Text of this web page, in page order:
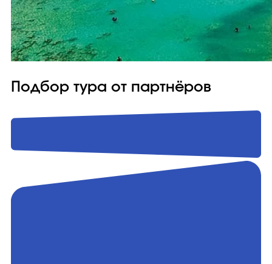
Подбор тура от партнёров